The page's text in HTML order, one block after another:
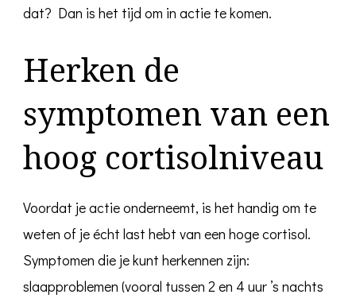
dat? Dan is het tijd om in actie te komen.
Herken de
symptomen van een
hoog cortisolniveau
Voordat je actie onderneemt, is het handig om te
weten of je écht last hebt van een hoge cortisol.
Symptomen die je kunt herkennen zijn:
slaapproblemen (vooral tussen 2 en 4 uur ’s nachts